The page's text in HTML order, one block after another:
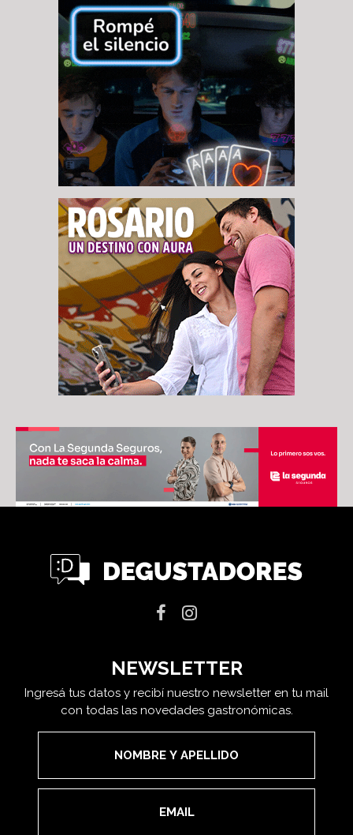
NEWSLETTER
Ingresá tus datos y recibí nuestro newsletter en tu mail
con todas las novedades gastronómicas.